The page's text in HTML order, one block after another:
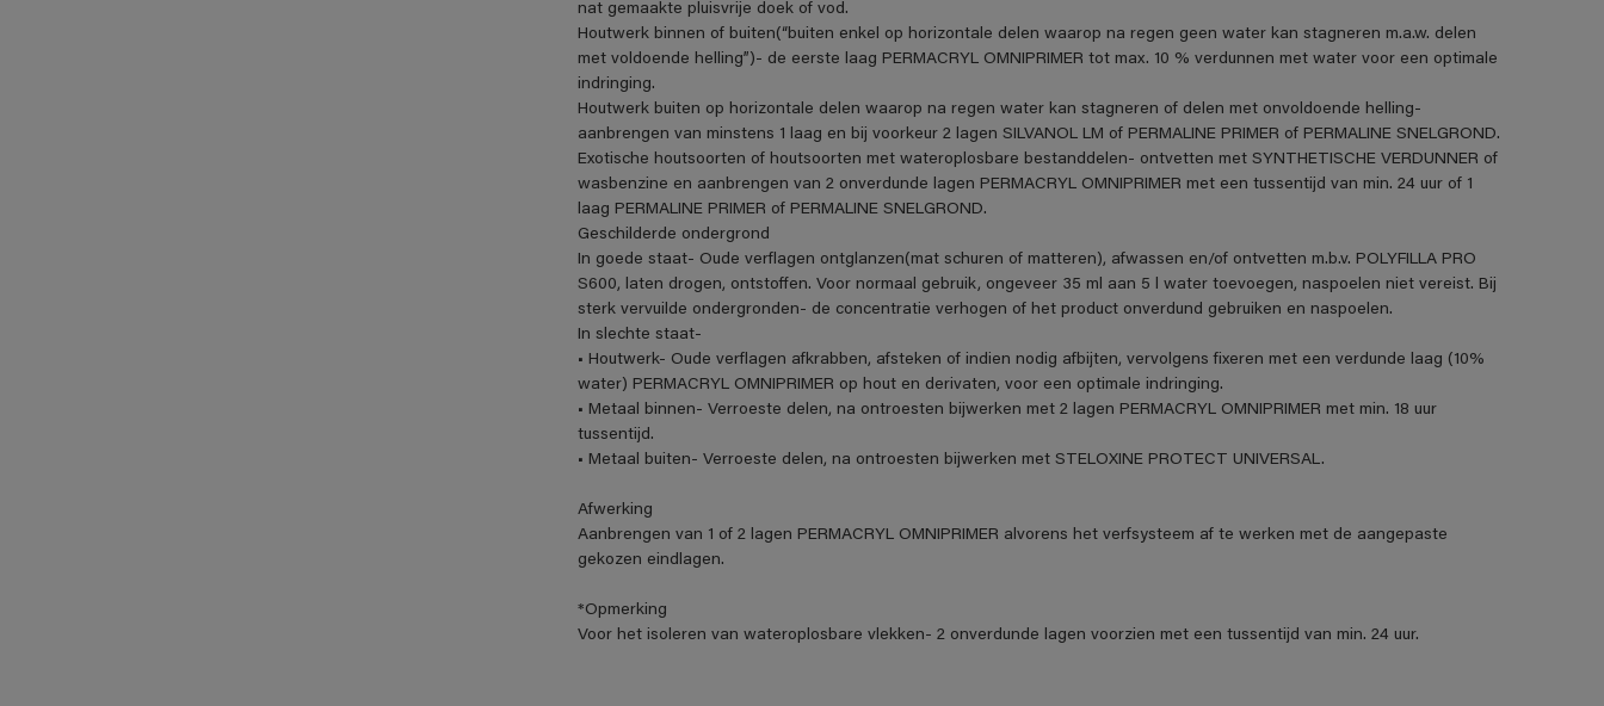
nat gemaakte pluisvrije doek of vod.
Houtwerk binnen of buiten(“buiten enkel op horizontale delen waarop na regen geen water kan stagneren m.a.w. delen
met voldoende helling”)- de eerste laag PERMACRYL OMNIPRIMER tot max. 10 % verdunnen met water voor een optimale
indringing.
Houtwerk buiten op horizontale delen waarop na regen water kan stagneren of delen met onvoldoende helling-
aanbrengen van minstens 1 laag en bij voorkeur 2 lagen SILVANOL LM of PERMALINE PRIMER of PERMALINE SNELGROND.
Exotische houtsoorten of houtsoorten met wateroplosbare bestanddelen- ontvetten met SYNTHETISCHE VERDUNNER of
wasbenzine en aanbrengen van 2 onverdunde lagen PERMACRYL OMNIPRIMER met een tussentijd van min. 24 uur of 1
laag PERMALINE PRIMER of PERMALINE SNELGROND.
Geschilderde ondergrond
In goede staat- Oude verflagen ontglanzen(mat schuren of matteren), afwassen en/of ontvetten m.b.v. POLYFILLA PRO
S600, laten drogen, ontstoffen. Voor normaal gebruik, ongeveer 35 ml aan 5 l water toevoegen, naspoelen niet vereist. Bij
sterk vervuilde ondergronden- de concentratie verhogen of het product onverdund gebruiken en naspoelen.
In slechte staat-
• Houtwerk- Oude verflagen afkrabben, afsteken of indien nodig afbijten, vervolgens fixeren met een verdunde laag (10%
water) PERMACRYL OMNIPRIMER op hout en derivaten, voor een optimale indringing.
• Metaal binnen- Verroeste delen, na ontroesten bijwerken met 2 lagen PERMACRYL OMNIPRIMER met min. 18 uur
tussentijd.
• Metaal buiten- Verroeste delen, na ontroesten bijwerken met STELOXINE PROTECT UNIVERSAL.
Afwerking
Aanbrengen van 1 of 2 lagen PERMACRYL OMNIPRIMER alvorens het verfsysteem af te werken met de aangepaste
gekozen eindlagen.
*Opmerking
Voor het isoleren van wateroplosbare vlekken- 2 onverdunde lagen voorzien met een tussentijd van min. 24 uur.